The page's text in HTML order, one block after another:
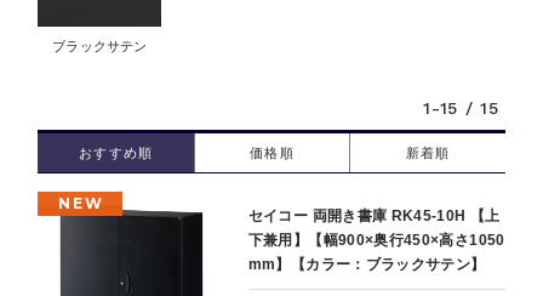
ブラックサテン
1-15 / 15
おすすめ順 価格順 新着順
NEW
セイコー 両開き書庫 RK45-10H 【上
下兼用】【幅900×奥行450×高さ1050
mm】【カラー：ブラックサテン】